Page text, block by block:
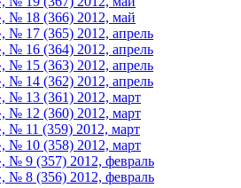
№ 18 (366) 2012, май
№ 17 (365) 2012, апрель
№ 16 (364) 2012, апрель
№ 15 (363) 2012, апрель
№ 14 (362) 2012, апрель
№ 13 (361) 2012, март
№ 12 (360) 2012, март
№ 11 (359) 2012, март
№ 10 (358) 2012, март
№ 9 (357) 2012, февраль
№ 8 (356) 2012, февраль